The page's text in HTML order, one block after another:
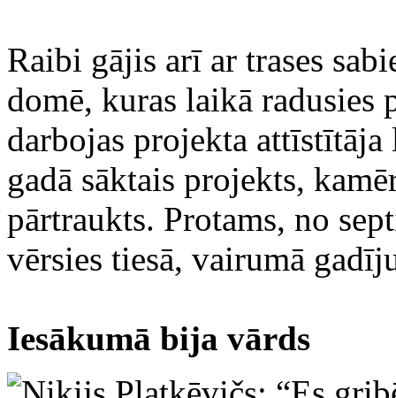
Raibi gājis arī ar trases
domē, kuras laikā
darbojas projekta
gadā sāktais projekts,
pārtraukts. Protams, no
vērsies tiesā, vairumā
Iesākumā bija vārds